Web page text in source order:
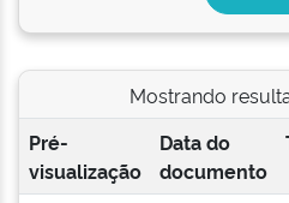
Mostrando
Pré-
visualização
Data do
documento